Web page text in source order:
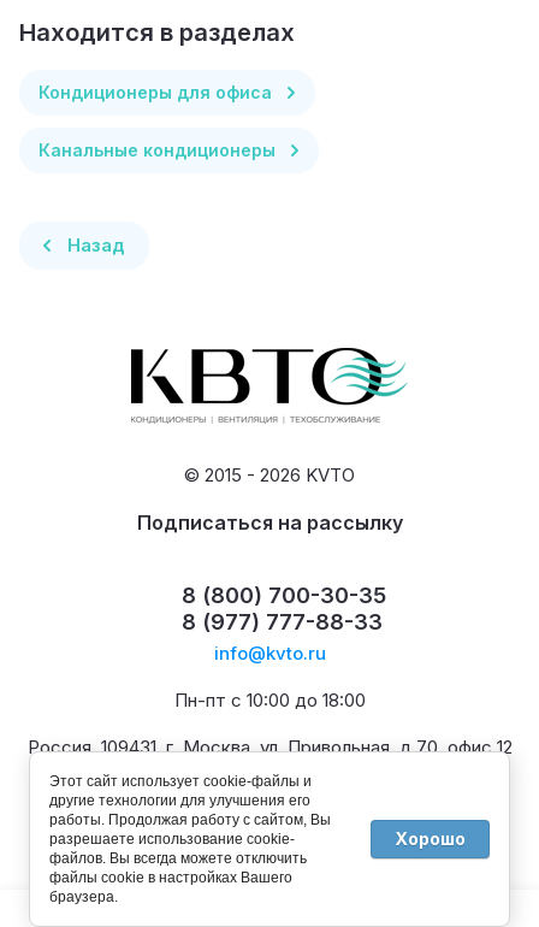
Находится в разделах
Кондиционеры для офиса
Канальные кондиционеры
Назад
© 2015 - 2026 KVTO
Подписаться на рассылку
8 (800) 700-30-35
8 (977) 777-88-33
info@kvto.ru
Пн-пт с 10:00 до 18:00
Россия, 109431, г. Москва, ул. Привольная, д.70, офис 12
Этот сайт использует cookie-файлы и
другие технологии для улучшения его
работы. Продолжая работу с сайтом, Вы
разрешаете использование cookie-
файлов. Вы всегда можете отключить
файлы cookie в настройках Вашего
браузера.
Хорошо